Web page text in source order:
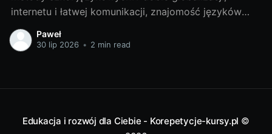
internetu i łatwej komunikacji, znajomość języków
obcych stała się prawie koniecznością. Bez względu
na to, czy potrzebujesz go do pracy, do podróży, czy
dlatego
Paweł
30 lip 2026 • 2 min read
Edukacja i rozwój dla Ciebie - Korepetycje-kursy.pl ©